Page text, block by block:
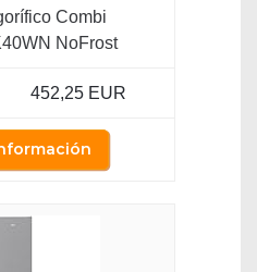
Combi
NoFrost
452,25 EUR